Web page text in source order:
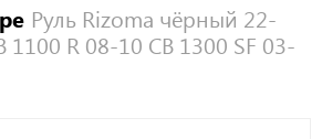
Руль Rizoma чёрный 22-
R 08-10 CB 1300 SF 03-